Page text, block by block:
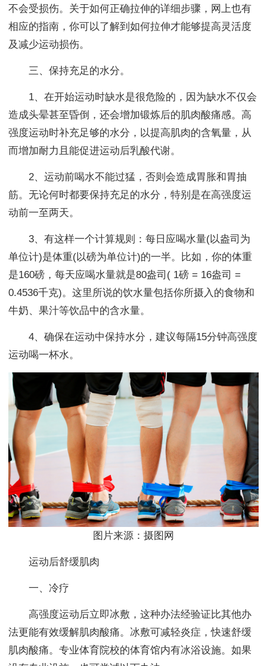
不会受损伤。关于如何正确拉伸的详细步骤，网上也有
相应的指南，你可以了解到如何拉伸才能够提高灵活度
及减少运动损伤。
三、保持充足的水分。
1、在开始运动时缺水是很危险的，因为缺水不仅会
造成头晕甚至昏倒，还会增加锻炼后的肌肉酸痛感。高
强度运动时补充足够的水分，以提高肌肉的含氧量，从
而增加耐力且能促进运动后乳酸代谢。
2、运动前喝水不能过猛，否则会造成胃胀和胃抽
筋。无论何时都要保持充足的水分，特别是在高强度运
动前一至两天。
3、有这样一个计算规则：每日应喝水量(以盎司为
单位计)是体重(以磅为单位计)的一半。比如，你的体重
是160磅，每天应喝水量就是80盎司( 1磅 = 16盎司 =
0.4536千克)。这里所说的饮水量包括你所摄入的食物和
牛奶、果汁等饮品中的含水量。
4、确保在运动中保持水分，建议每隔15分钟高强度
运动喝一杯水。
图片来源：摄图网
运动后舒缓肌肉
一、冷疗
高强度运动后立即冰敷，这种办法经验证比其他办
法更能有效缓解肌肉酸痛。冰敷可减轻炎症，快速舒缓
肌肉酸痛。专业体育院校的体育馆内有冰浴设施。如果